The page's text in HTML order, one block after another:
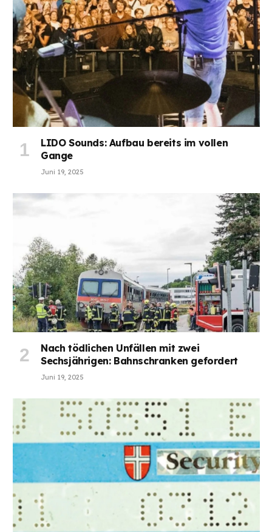
LIDO Sounds: Aufbau bereits im vollen
Gange
Juni 19, 2025
Nach tödlichen Unfällen mit zwei
Sechsjährigen: Bahnschranken gefordert
Juni 19, 2025